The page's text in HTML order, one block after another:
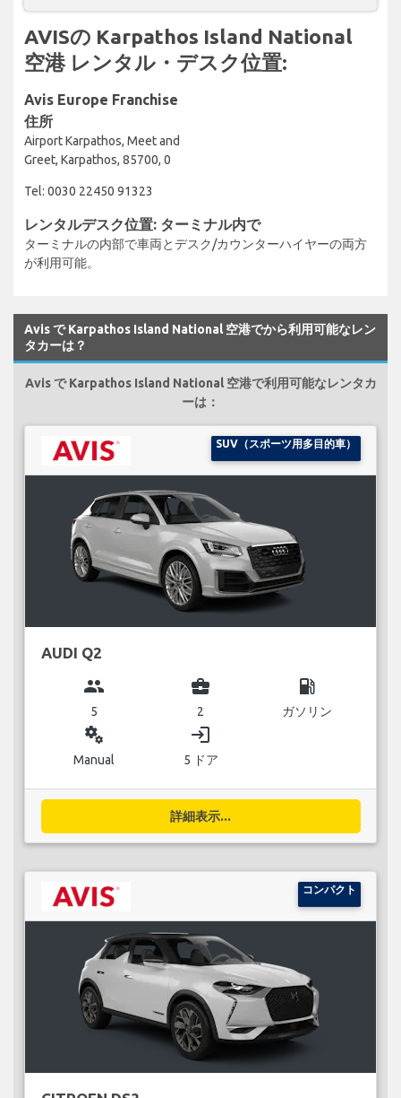
AVISの Karpathos Island National
空港 レンタル・デスク位置:
Avis Europe Franchise
住所
Airport Karpathos, Meet and
Greet, Karpathos, 85700, 0
Tel: 0030 22450 91323
レンタルデスク位置: ターミナル内で
ターミナルの内部で車両とデスク/カウンターハイヤーの両方
が利用可能。
Avis で Karpathos Island National 空港でから利用可能なレン
タカーは？
Avis で Karpathos Island National 空港で利用可能なレンタカ
ーは：
SUV（スポーツ用多目的車）
AUDI Q2
group
5
business_center
2
local_gas_station
ガソリン
miscellaneous_services
Manual
login
5 ドア
詳細表示...
コンパクト